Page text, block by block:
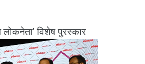
लोकनेता’ विशेष पुरस्कार